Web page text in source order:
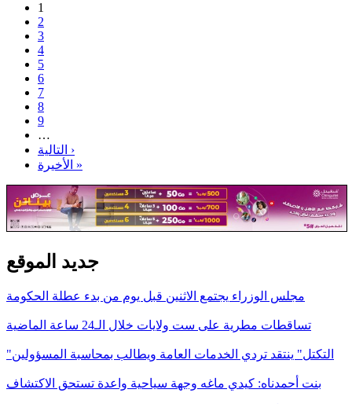
1
2
3
4
5
6
7
8
9
…
التالية ›
الأخيرة »
جديد الموقع
مجلس الوزراء يجتمع الاثنين قبل يوم من بدء عطلة الحكومة
تساقطات مطرية على ست ولايات خلال الـ24 ساعة الماضية
"التكتل" ينتقد تردي الخدمات العامة ويطالب بمحاسبة المسؤولين
بنت أحمدناه: كيدي ماغه وجهة سياحية واعدة تستحق الاكتشاف